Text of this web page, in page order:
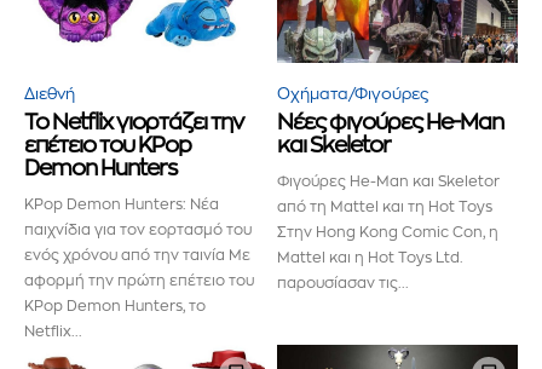
Εγγραφείτε στο Newsletter του
PetshopMarket.gr και
ενημερωθείτε πρώτοι για τα νέα
προϊόντα και τις εξελίξεις της
αγοράς.
Για να εγγραφείτε, απλώς εισάγετε τη διεύθυνση email σας
στον ιστότοπό μας ή κάντε κλικ στο κουμπί εγγραφής
παρακάτω. Μην ανησυχείτε, σεβόμαστε την ιδιωτικότητά σας
και δεν θα σας στείλουμε ανεπιθύμητα μηνύματα. Οι
πληροφορίες σας είναι ασφαλείς μαζί μας.
Διεθνή
Το Netflix γιορτάζει την
επέτειο του KPop
Demon Hunters
KPop Demon Hunters: Νέα
παιχνίδια για τον εορτασμό του
ενός χρόνου από την ταινία Με
αφορμή την πρώτη επέτειο του
KPop Demon Hunters, το
Netflix...
Οχήματα/Φιγούρες
Νέες φιγούρες He-Man
και Skeletor
Φιγούρες He-Man και Skeletor
από τη Mattel και τη Hot Toys
Στην Hong Kong Comic Con, η
Mattel και η Hot Toys Ltd.
παρουσίασαν τις...